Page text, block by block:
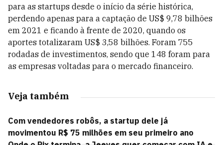
para as startups desde o início da série histórica,
perdendo apenas para a captação de US$ 9,78 bilhões
em 2021 e ficando à frente de 2020, quando os
aportes totalizaram US$ 3,58 bilhões. Foram 755
rodadas de investimentos, sendo que 148 foram para
as empresas voltadas para o mercado financeiro.
Veja também
Com vendedores robôs, a startup dele já
movimentou R$ 75 milhões em seu primeiro ano